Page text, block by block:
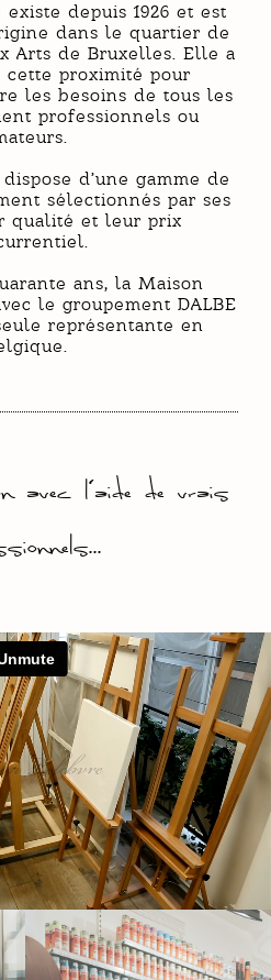
depuis 1926 et est
dans le quartier de
Arts de Bruxelles. Elle a
proximité pour
les besoins de tous les
professionnels ou
d’une gamme de
sélectionnés par ses
qualité et leur prix
ans, la Maison
le groupement DALBE
représentante en
avec l'aide de vrais